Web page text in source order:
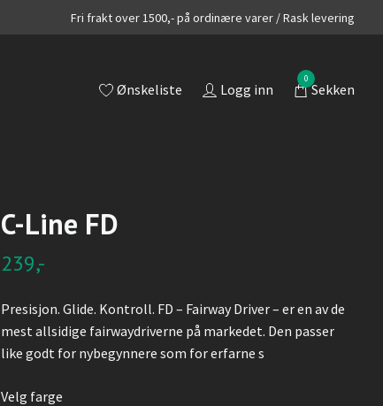
Fri frakt over 1500,- på ordinære varer / Rask levering
Ønskeliste Logg inn
0
Sekken
C-Line FD
239,-
Presisjon. Glide. Kontroll. FD – Fairway Driver – er en av de
mest allsidige fairwaydriverne på markedet. Den passer
like godt for nybegynnere som for erfarne s
Velg farge